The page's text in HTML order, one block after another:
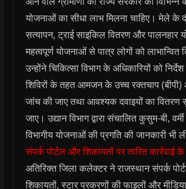
योजनाओं का सीधा लाभ मिलना चाहिए। मेले के
सत्यापन, ट्राई साइकिल वितरण और पालनहार
महत्वपूर्ण योजनाओं से पात्र लोगों को लाभान्वित
उन्‍होंने चिकित्सा विभाग के अधिकारियों को
शिविरों के तहत आमजन के उच्च रक्तचाप
जांच की जाए तथा आवश्यक दवाइयों का वितरण
जाए। उद्यान विभाग द्वारा संचालित कुसुम-बी,
विभागीय योजनाओं की प्रगति की जानकारी भी
संपर्क पोर्टल और शिकायतों पर त्वरित कार्रवाई के
अतिरिक्त जिला कलेक्टर ने राजस्थान संपर्क
शिकायतों, स्टार प्रकरणों की फाइलों और